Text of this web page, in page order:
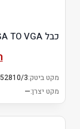
כבל VGA TO VGA מסוכך באורך 3 מטר
מקט ביטק:52810/3
מקט יצרן:—